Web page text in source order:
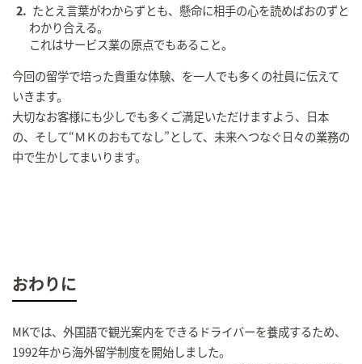
たとえ言葉がわからずとも、懸命に相手の心を読めばおのずと
わかり合える。
これはサービス業の原点でもあること。
今回の留学で培った貴重な体験、を一人でも多くの社員に伝えて
いきます。
大切なお客様にも少しでも多くご満足いただけますよう、日本
の、そして“ＭＫのおもてなし”として、未来へつなぐ日々の業務の
中で生かしてまいります。
おわりに
MKでは、外国語で観光案内をできるドライバーを養成するため、
1992年から海外留学制度を開始しました。